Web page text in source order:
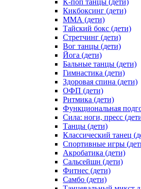
К-поп танцы (дети)
Кикбоксинг (дети)
ММА (дети)
Тайский бокс (дети)
Стретчинг (дети)
Вог танцы (дети)
Йога (дети)
Бальные танцы (дети)
Гимнастика (дети)
Здоровая спина (дети)
ОФП (дети)
Ритмика (дети)
Функциональная
Сила: ноги, пресс
Танцы (дети)
Классический танец
Спортивные игры
Акробатика (дети)
Сальсейшн (дети)
Фитнес (дети)
Самбо (дети)